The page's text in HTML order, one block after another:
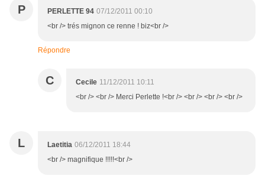
P PERLETTE 94 07/12/2011 00:10
<br /> trés mignon ce renne ! biz<br />
Répondre
C Cecile 11/12/2011 10:11
<br /> <br /> Merci Perlette !<br /> <br /> <br /> <br />
L Laetitia 06/12/2011 18:44
<br /> magnifique !!!!!<br />